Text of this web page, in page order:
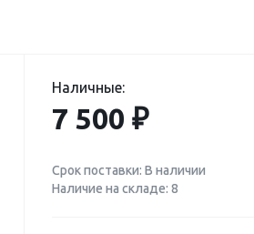
Наличные:
7 500 ₽
Срок поставки: В наличии
Наличие на складе: 8